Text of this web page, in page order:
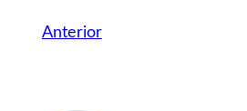
Anterior